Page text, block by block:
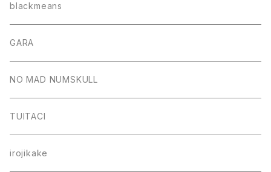
blackmeans
GARA
NO MAD NUMSKULL
TUITACI
irojikake